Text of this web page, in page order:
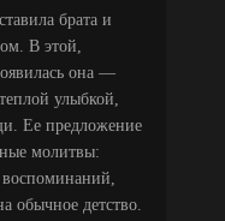
брата и
В этой,
она —
улыбкой,
Ее предложение
молитвы:
обычное детство.